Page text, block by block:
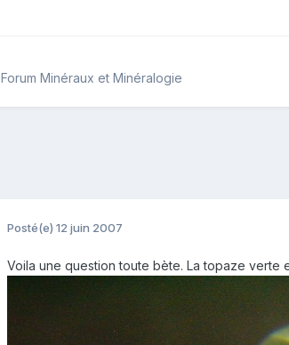
Forum Minéraux et Minéralogie
Posté(e) 12 juin 2007
Voila une question toute bète. La topaze